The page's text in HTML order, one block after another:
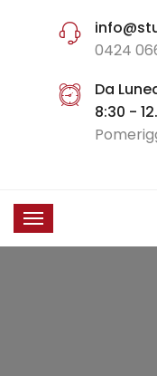
0424
Da
8:30 -